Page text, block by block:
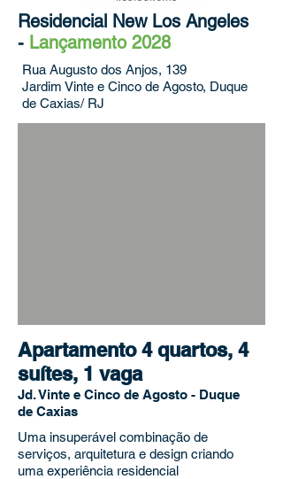
Residencial New Los Angeles
- Lançamento 2028
Rua Augusto dos Anjos, 139
Jardim Vinte e Cinco de Agosto, Duque
de Caxias/ RJ
Apartamento 4 quartos, 4
suítes, 1 vaga
Jd. Vinte e Cinco de Agosto - Duque
de Caxias
Uma insuperável combinação de
serviços, arquitetura e design criando
uma experiência residencial